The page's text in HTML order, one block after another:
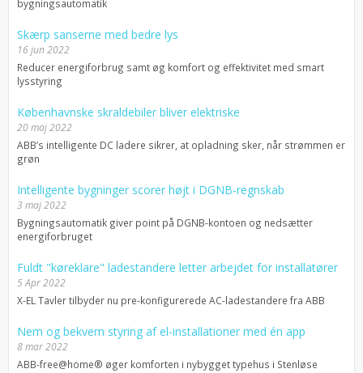
bygningsautomatik
Skærp sanserne med bedre lys
16 jun 2022
Reducer energiforbrug samt øg komfort og effektivitet med smart
lysstyring
Københavnske skraldebiler bliver elektriske
20 maj 2022
ABB’s intelligente DC ladere sikrer, at opladning sker, når strømmen er
grøn
Intelligente bygninger scorer højt i DGNB-regnskab
3 maj 2022
Bygningsautomatik giver point på DGNB-kontoen og nedsætter
energiforbruget
Fuldt "køreklare" ladestandere letter arbejdet for installatører
5 Apr 2022
X-EL Tavler tilbyder nu pre-konfigurerede AC-ladestandere fra ABB
Nem og bekvem styring af el-installationer med én app
8 mar 2022
ABB-free@home® øger komforten i nybygget typehus i Stenløse